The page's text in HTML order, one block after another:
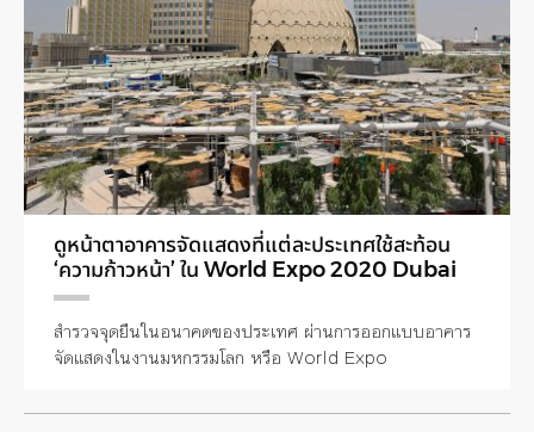
ดูหน้าตาอาคารจัดแสดงที่แต่ละประเทศใช้สะท้อน
‘ความก้าวหน้า’ ใน World Expo 2020 Dubai
สำรวจจุดยืนในอนาคตของประเทศ ผ่านการออกแบบอาคาร
จัดแสดงในงานมหกรรมโลก หรือ World Expo